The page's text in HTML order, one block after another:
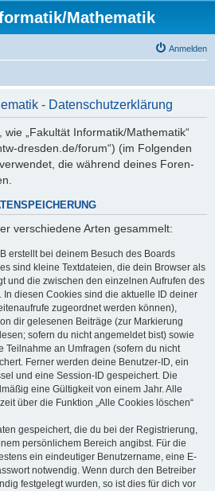
Mathematik
Anmelden
- Datenschutzerklärung
„Fakultät Informatik/Mathematik“
dresden.de/forum“) (im Folgenden
die während deines Foren-
verschiedene Arten gesammelt:
erstellt bei deinem Besuch des Boards
sind kleine Textdateien, die dein Browser als
und die zwischen den einzelnen Aufrufen des
In diesen Cookies sind die aktuelle ID deiner
zugeordnet werden können),
dir gelesenen Beiträge (zur Markierung
sofern du nicht angemeldet bist) sowie
Teilnahme an Umfragen (sofern du nicht
Ferner werden deine Benutzer-ID, ein
und eine Session-ID gespeichert. Die
eine Gültigkeit von einem Jahr. Alle
über die Funktion „Alle Cookies löschen“
gespeichert, die du bei der Registrierung,
persönlichem Bereich angibst. Für die
ein eindeutiger Benutzername, eine E-
notwendig. Wenn durch den Betreiber
festgelegt wurden, so ist dies für dich vor